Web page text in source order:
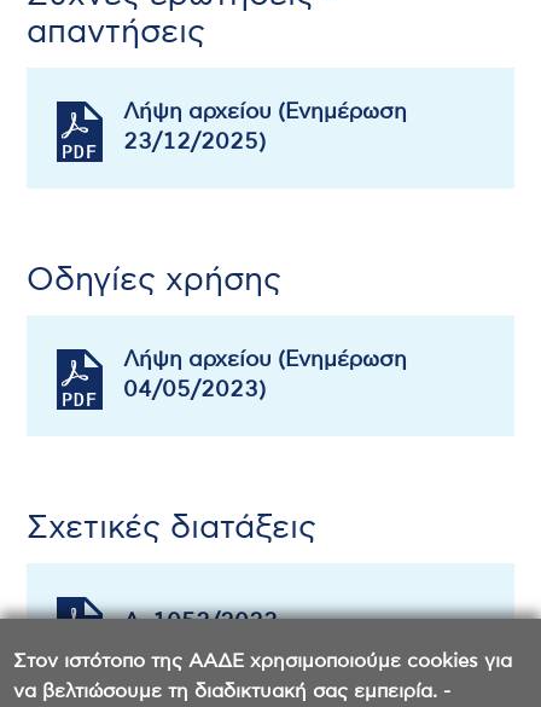
Στον ιστότοπο της ΑΑΔΕ χρησιμοποιούμε cookies για
να βελτιώσουμε τη διαδικτυακή σας εμπειρία. -
απαντήσεις
Λήψη αρχείου (Ενημέρωση
23/12/2025)
Οδηγίες χρήσης
Λήψη αρχείου (Ενημέρωση
04/05/2023)
Σχετικές διατάξεις
Α. 1052/2023